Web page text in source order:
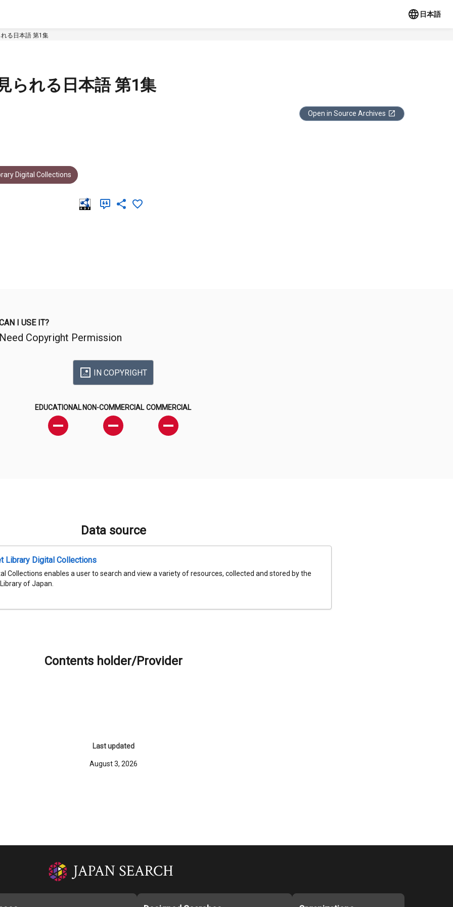
日本語
る日本語 第1集
られる日本語 第1集
Open in Source Archives
Digital Collections
I USE IT?
Need Copyright Permission
IN COPYRIGHT
EDUCATIONAL NON-COMMERCIAL COMMERCIAL
Data source
Library Digital Collections
Collections enables a user to search and view a variety of resources, collected and stored by the
of Japan.
Contents holder/Provider
Last updated
August 3, 2026